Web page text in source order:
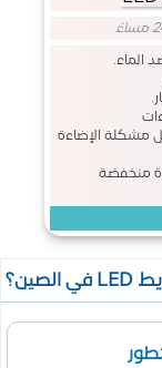
مشكلة الإضاءة